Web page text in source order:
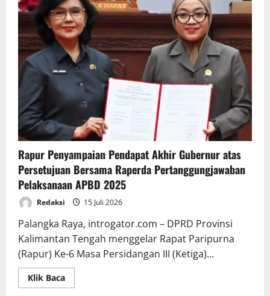
Rapur Penyampaian Pendapat Akhir Gubernur atas
Persetujuan Bersama Raperda Pertanggungjawaban
Pelaksanaan APBD 2025
Redaksi 15 Juli 2026
Palangka Raya, introgator.com – DPRD Provinsi
Kalimantan Tengah menggelar Rapat Paripurna
(Rapur) Ke-6 Masa Persidangan III (Ketiga)...
Klik BacaRead
more